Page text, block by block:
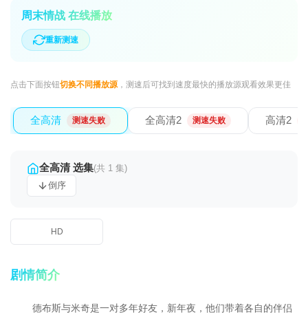
周末情战 在线播放
重新测速
点击下面按钮切换不同播放源，测速后可找到速度最快的播放源观看效果更佳
全高清 测速失败 全高清2 测速失败 高清2
全高清 选集(共 1 集)
倒序
HD
剧情简介
德布斯与米奇是一对多年好友，新年夜，他们带着各自的伴侣